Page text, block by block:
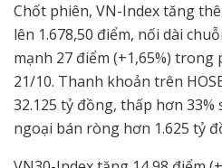
Chốt phiên, VN-Index tăng
lên 1.678,50 điểm, nối dài
mạnh 27 điểm (+1,65%) trong
21/10. Thanh khoản trên
32.125 tỷ đồng, thấp hơn
ngoại bán ròng hơn 1.625 tỷ